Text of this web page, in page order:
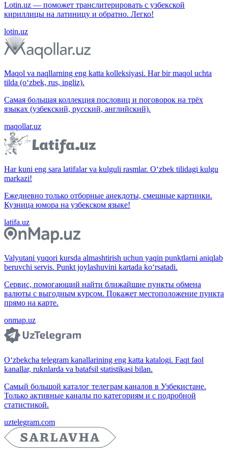
Lotin.uz — поможет транслитерировать с узбекской
кириллицы на латиницу и обратно. Легко!
lotin.uz
Maqol va naqllarning eng katta kolleksiyasi. Har bir maqol uchta
tilda (o‘zbek, rus, ingliz).
Самая большая коллекция пословиц и поговорок на трёх
языках (узбекский, русский, английский).
maqollar.uz
Har kuni eng sara latifalar va kulguli rasmlar. O‘zbek tilidagi kulgu
markazi!
Ежедневно только отборные анекдоты, смешные картинки.
Кузница юмора на узбекском языке!
latifa.uz
Valyutani yuqori kursda almashtirish uchun yaqin punktlarni aniqlab
beruvchi servis. Punkt joylashuvini kartada ko‘rsatadi.
Сервис, помогающий найти ближайшие пункты обмена
валюты с выгодным курсом. Покажет местоположение пункта
прямо на карте.
onmap.uz
O‘zbekcha telegram kanallarining eng katta katalogi. Faqt faol
kanallar, ruknlarda va batafsil statistikasi bilan.
Самый большой каталог телеграм каналов в Узбекистане.
Только активные каналы по категориям и с подробной
статистикой.
uztelegram.com